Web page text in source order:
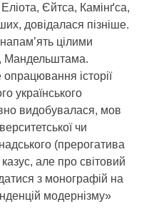
Єйтса, Камінґса,
довідалася пізніше.
цілими
Мандельштама.
історії
українського
видобувалася, мов
чи
(прерогатива
але про світовий
з монографій на
модернізму»